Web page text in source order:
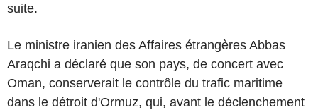
suite.
Le ministre iranien des Affaires étrangères Abbas
Araqchi a déclaré que son pays, de concert avec
Oman, conserverait le contrôle du trafic maritime
dans le détroit d'Ormuz, qui, avant le déclenchement